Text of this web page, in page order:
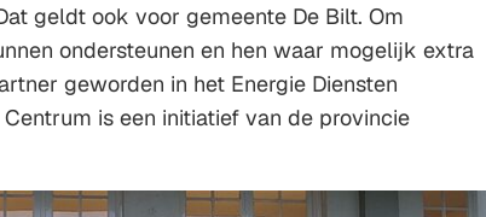
geldt ook voor gemeente De Bilt. Om
ondersteunen en hen waar mogelijk extra
geworden in het Energie Diensten
is een initiatief van de provincie